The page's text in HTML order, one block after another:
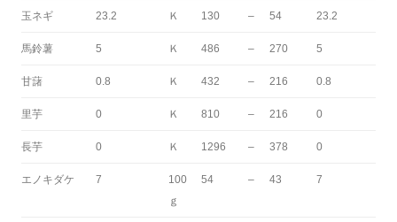
玉ネギ 23.2 Ｋ 130 – 54 23.2
馬鈴薯 5 Ｋ 486 – 270 5
甘藷 0.8 Ｋ 432 – 216 0.8
里芋 0 Ｋ 810 – 216 0
長芋 0 Ｋ 1296 – 378 0
エノキダケ 7
100
ｇ
54 – 43 7